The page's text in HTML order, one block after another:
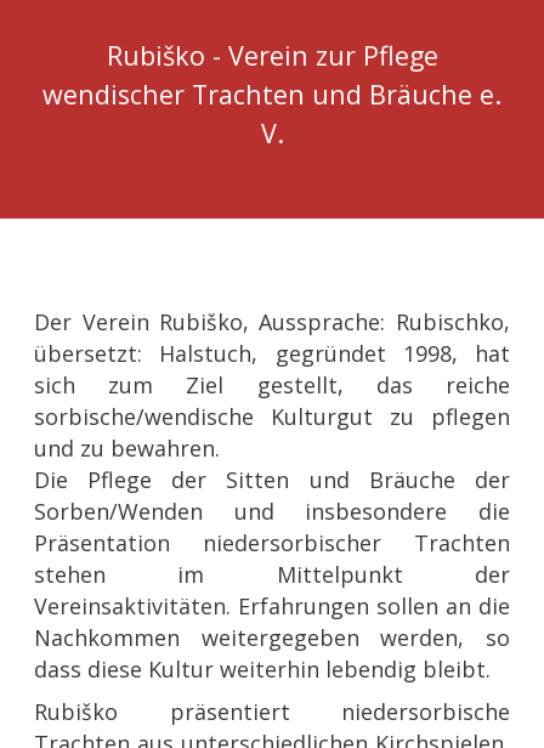
Rubiško - Verein zur Pflege
wendischer Trachten und Bräuche e.
V.
Der Verein Rubiško, Aussprache: Rubischko,
übersetzt: Halstuch, gegründet 1998, hat
sich zum Ziel gestellt, das reiche
sorbische/wendische Kulturgut zu pflegen
und zu bewahren.
Die Pflege der Sitten und Bräuche der
Sorben/Wenden und insbesondere die
Präsentation niedersorbischer Trachten
stehen im Mittelpunkt der
Vereinsaktivitäten. Erfahrungen sollen an die
Nachkommen weitergegeben werden, so
dass diese Kultur weiterhin lebendig bleibt.
Rubiško präsentiert niedersorbische